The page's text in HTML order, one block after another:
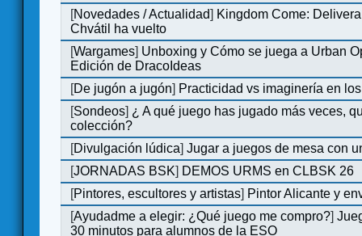
[Novedades / Actualidad] Kingdom Come:
Chvátil ha vuelto
[Wargames] Unboxing y Cómo se juega a Urban
Edición de DracoIdeas
[De jugón a jugón] Practicidad vs imaginería en
[Sondeos] ¿ A qué juego has jugado más veces,
colección?
[Divulgación lúdica]Jugar a juegos de mesa con
[JORNADAS BSK] DEMOS URMS en CLBSK 26
[Pintores, escultores y artistas] Pintor Alicante y
[Ayudadme a elegir: ¿Qué juego me compro?]
30 minutos para alumnos de la ESO